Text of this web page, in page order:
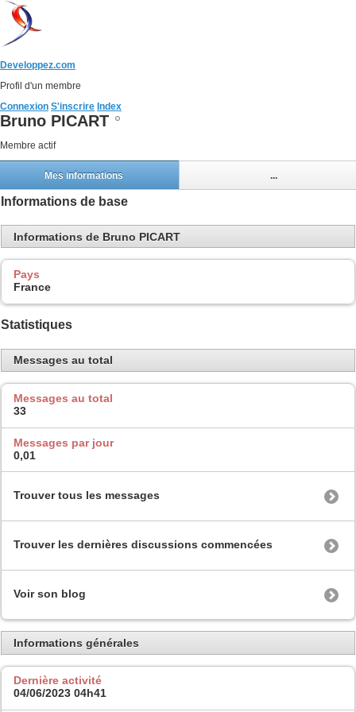
Developpez.com
Profil d'un membre
Connexion S'inscrire Index
Bruno PICART
Membre actif
Mes informations ...
Informations de base
Informations de Bruno PICART
Pays
France
Statistiques
Messages au total
Messages au total
33
Messages par jour
0,01
Trouver tous les messages
Trouver les dernières discussions commencées
Voir son blog
Informations générales
Dernière activité
04/06/2023 04h41